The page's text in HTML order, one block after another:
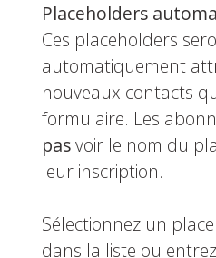
Placeholders
Ces placeholders
automatiquement
nouveaux contacts
formulaire. Les
pasvoir le nom du
leur inscription.
Sélectionnez un
dans la liste ou